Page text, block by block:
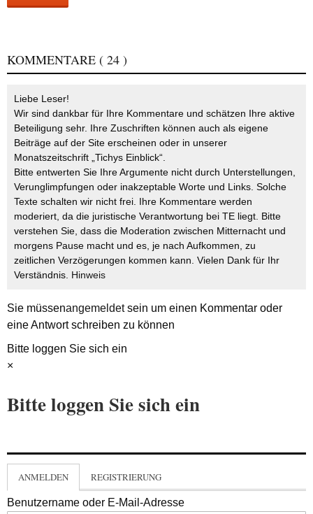
KOMMENTARE ( 24 )
Liebe Leser!
Wir sind dankbar für Ihre Kommentare und schätzen Ihre aktive
Beteiligung sehr. Ihre Zuschriften können auch als eigene
Beiträge auf der Site erscheinen oder in unserer
Monatszeitschrift „Tichys Einblick“.
Bitte entwerten Sie Ihre Argumente nicht durch Unterstellungen,
Verunglimpfungen oder inakzeptable Worte und Links. Solche
Texte schalten wir nicht frei. Ihre Kommentare werden
moderiert, da die juristische Verantwortung bei TE liegt. Bitte
verstehen Sie, dass die Moderation zwischen Mitternacht und
morgens Pause macht und es, je nach Aufkommen, zu
zeitlichen Verzögerungen kommen kann. Vielen Dank für Ihr
Verständnis. Hinweis
Sie müssenangemeldetsein um einen Kommentar oder
eine Antwort schreiben zu können
Bitte loggen Sie sich ein
×
Bitte loggen Sie sich ein
ANMELDEN REGISTRIERUNG
Benutzername oder E-Mail-Adresse